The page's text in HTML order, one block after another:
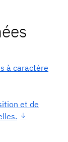
à caractère
et de